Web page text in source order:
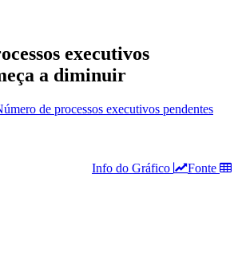
executivos
a diminuir
de processos executivos pendentes
Fonte
Info do Gráfico